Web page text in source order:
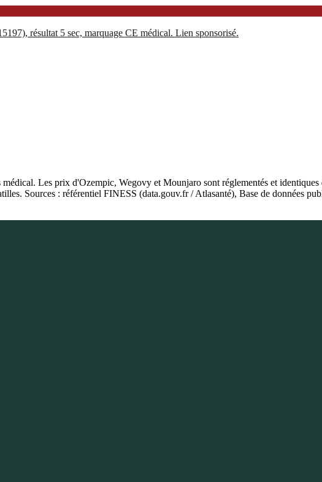
résultat 5 sec, marquage CE médical. Lien sponsorisé.
Les prix d'Ozempic, Wegovy et Mounjaro sont réglementés et identiques
Sources : référentiel FINESS (data.gouv.fr / Atlasanté), Base de données